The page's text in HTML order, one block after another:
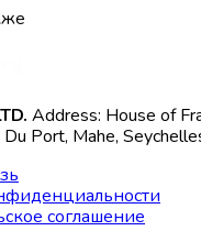
Address: House of
Port, Mahe,
соглашение